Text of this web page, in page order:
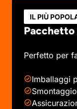
IL PIÙ
Pacchetto
Perfetto per
Imballaggi